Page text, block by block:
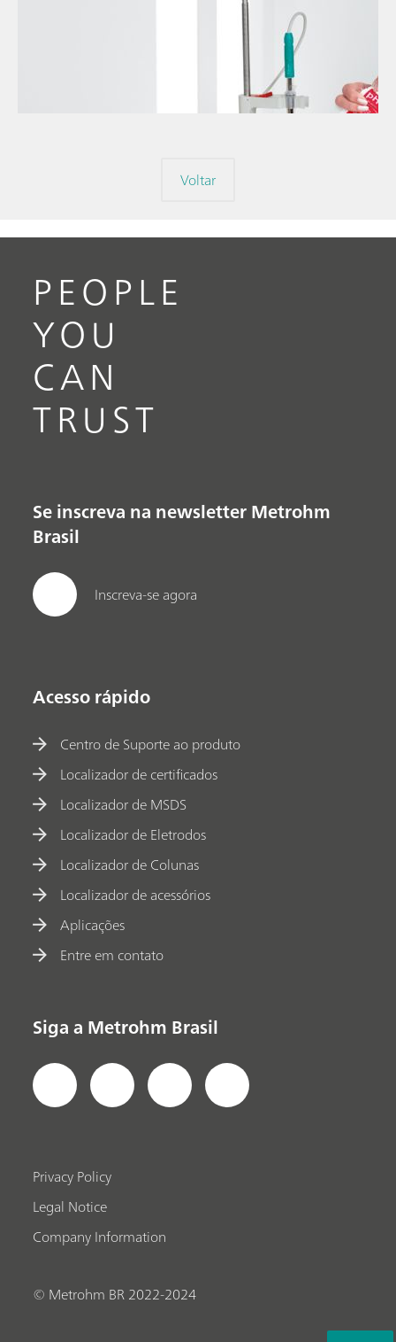
Voltar
PEOPLE
YOU
CAN
TRUST
Se inscreva na newsletter Metrohm
Brasil
Inscreva-se agora
Acesso rápido
Centro de Suporte ao produto
Localizador de certificados
Localizador de MSDS
Localizador de Eletrodos
Localizador de Colunas
Localizador de acessórios
Aplicações
Entre em contato
Siga a Metrohm Brasil
Privacy Policy
Legal Notice
Company Information
© Metrohm BR 2022-2024